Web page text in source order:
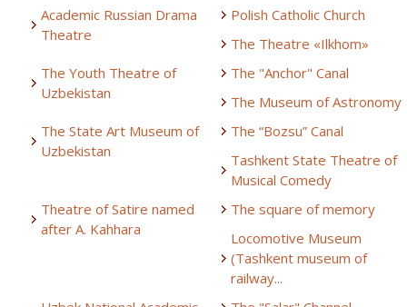
Academic Russian Drama
Theatre
Polish Catholic Church
The Theatre «Ilkhom»
The Youth Theatre of
Uzbekistan
The "Anchor" Canal
The Museum of Astronomy
The State Art Museum of
Uzbekistan
The “Bozsu” Canal
Tashkent State Theatre of
Musical Comedy
Theatre of Satire named
after A. Kahhara
The square of memory
Locomotive Museum
(Tashkent museum of
railway...